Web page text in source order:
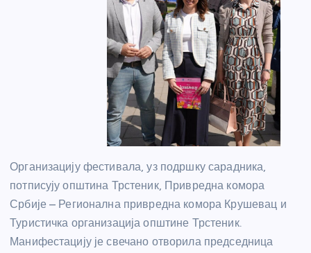
Организацију фестивала, уз подршку сарадника,
потписују општина Трстеник, Привредна комора
Србије – Регионална привредна комора Крушевац и
Туристичка организација општине Трстеник.
Манифестацију је свечано отворила председница